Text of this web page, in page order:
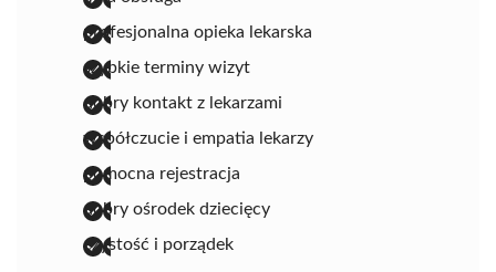
profesjonalna opieka lekarska
szybkie terminy wizyt
dobry kontakt z lekarzami
współczucie i empatia lekarzy
pomocna rejestracja
dobry ośrodek dziecięcy
czystość i porządek